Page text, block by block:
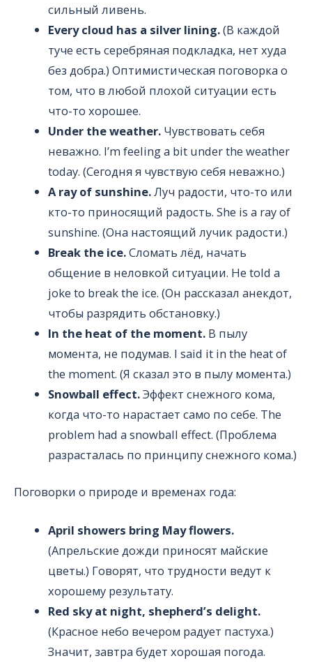
сильный ливень.
Every cloud has a silver lining.(В каждой
туче есть серебряная подкладка, нет худа
без добра.) Оптимистическая поговорка о
том, что в любой плохой ситуации есть
что-то хорошее.
Under the weather. Чувствовать себя
неважно. I’m feeling a bit under the weather
today. (Сегодня я чувствую себя неважно.)
A ray of sunshine.Луч радости, что-то или
кто-то приносящий радость. She is a ray of
sunshine. (Она настоящий лучик радости.)
Break the ice.Сломать лёд, начать
общение в неловкой ситуации. He told a
joke to break the ice. (Он рассказал анекдот,
чтобы разрядить обстановку.)
In the heat of the moment. В пылу
момента, не подумав. I said it in the heat of
the moment. (Я сказал это в пылу момента.)
Snowball effect.Эффект снежного кома,
когда что-то нарастает само по себе. The
problem had a snowball effect. (Проблема
разрасталась по принципу снежного кома.)
Поговорки о природе и временах года:
April showers bring May flowers.
(Апрельские дожди приносят майские
цветы.) Говорят, что трудности ведут к
хорошему результату.
Red sky at night, shepherd’s delight.
(Красное небо вечером радует пастуха.)
Значит, завтра будет хорошая погода.